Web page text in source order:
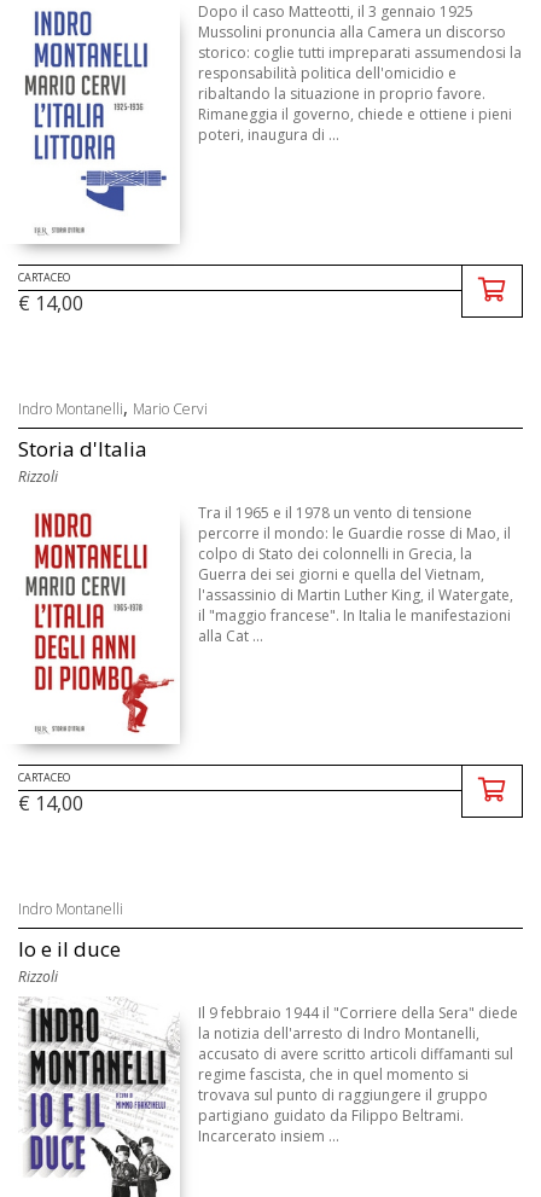
Dopo il caso Matteotti, il 3 gennaio 1925
Mussolini pronuncia alla Camera un discorso
storico: coglie tutti impreparati assumendosi la
responsabilità politica dell'omicidio e
ribaltando la situazione in proprio favore.
Rimaneggia il governo, chiede e ottiene i pieni
poteri, inaugura di ...
CARTACEO
€ 14,00
Indro Montanelli, Mario Cervi
Storia d'Italia
Rizzoli
Tra il 1965 e il 1978 un vento di tensione
percorre il mondo: le Guardie rosse di Mao, il
colpo di Stato dei colonnelli in Grecia, la
Guerra dei sei giorni e quella del Vietnam,
l'assassinio di Martin Luther King, il Watergate,
il "maggio francese". In Italia le manifestazioni
alla Cat ...
CARTACEO
€ 14,00
Indro Montanelli
Io e il duce
Rizzoli
Il 9 febbraio 1944 il "Corriere della Sera" diede
la notizia dell'arresto di Indro Montanelli,
accusato di avere scritto articoli diffamanti sul
regime fascista, che in quel momento si
trovava sul punto di raggiungere il gruppo
partigiano guidato da Filippo Beltrami.
Incarcerato insiem ...